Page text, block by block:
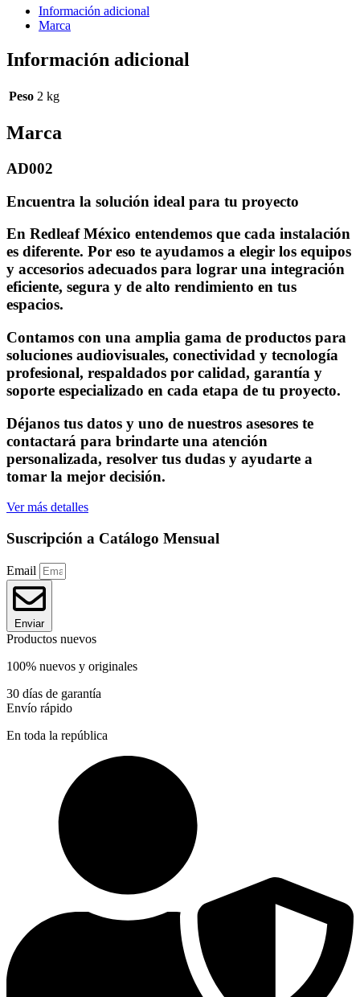
Información adicional
Marca
Información adicional
Peso 2 kg
Marca
AD002
Encuentra la solución ideal para tu proyecto
En Redleaf México entendemos que cada instalación
es diferente. Por eso te ayudamos a elegir los equipos
y accesorios adecuados para lograr una integración
eficiente, segura y de alto rendimiento en tus
espacios.
Contamos con una amplia gama de productos para
soluciones audiovisuales, conectividad y tecnología
profesional, respaldados por calidad, garantía y
soporte especializado en cada etapa de tu proyecto.
Déjanos tus datos y uno de nuestros asesores te
contactará para brindarte una atención
personalizada, resolver tus dudas y ayudarte a
tomar la mejor decisión.
Ver más detalles
Suscripción a Catálogo Mensual
Email
Enviar
Productos nuevos
100% nuevos y originales
30 días de garantía
Envío rápido
En toda la república